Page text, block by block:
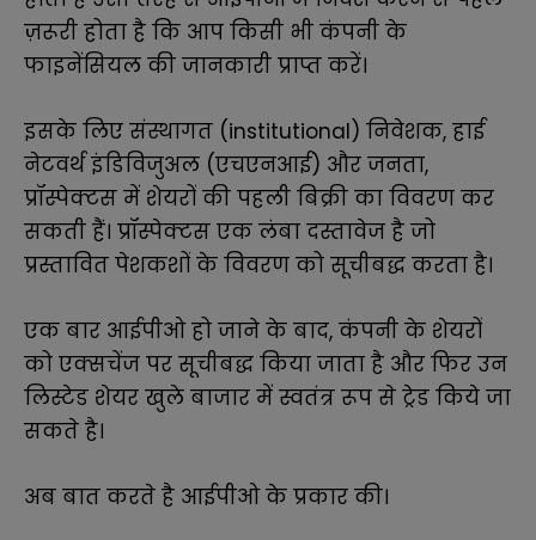
ज़रूरी होता है कि आप किसी भी कंपनी के
फाइनेंसियल की जानकारी प्राप्त करें।
इसके लिए संस्थागत (institutional) निवेशक, हाई
नेटवर्थ इंडिविजुअल (एचएनआई) और जनता,
प्रॉस्पेक्टस में शेयरों की पहली बिक्री का विवरण कर
सकती हैं। प्रॉस्पेक्टस एक लंबा दस्तावेज है जो
प्रस्तावित पेशकशों के विवरण को सूचीबद्ध करता है।
एक बार आईपीओ हो जाने के बाद, कंपनी के शेयरों
को एक्सचेंज पर सूचीबद्ध किया जाता है और फिर उन
लिस्टेड शेयर खुले बाजार में स्वतंत्र रूप से ट्रेड किये जा
सकते है।
अब बात करते है आईपीओ के प्रकार की।